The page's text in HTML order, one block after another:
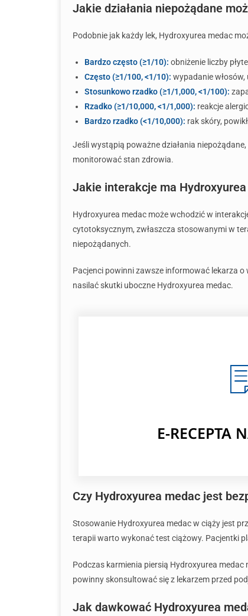
Jakie działania niepożądane
Podobnie jak każdy lek, Hydroxyurea medac
Bardzo często (≥1/10): obniżenie liczby
Często (≥1/100, <1/10): wypadanie
Stosunkowo rzadko (≥1/1,000, <1/100):
Rzadko (≥1/10,000, <1/1,000): reakcje
Bardzo rzadko (<1/10,000): rak skóry,
Jeśli wystąpią poważne działania
monitorować stan zdrowia.
Jakie interakcje ma
Hydroxyurea medac może wchodzić w
cytotoksycznym, zwłaszcza stosowanymi w
niepożądanych.
Pacjenci powinni zawsze informować lekarza
nasilać skutki uboczne Hydroxyurea medac.
E-RECEPTA
Czy Hydroxyurea medac jest
Stosowanie Hydroxyurea medac w ciąży jest
terapii warto wykonać test ciążowy. Pacjentki
Podczas karmienia piersią Hydroxyurea
powinny skonsultować się z lekarzem przed
Jak dawkować Hydroxyurea